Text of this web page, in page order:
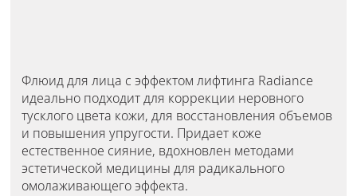
Флюид для лица с эффектом лифтинга Radiance
идеально подходит для коррекции неровного
тусклого цвета кожи, для восстановления объемов
и повышения упругости. Придает коже
естественное сияние, вдохновлен методами
эстетической медицины для радикального
омолаживающего эффекта.